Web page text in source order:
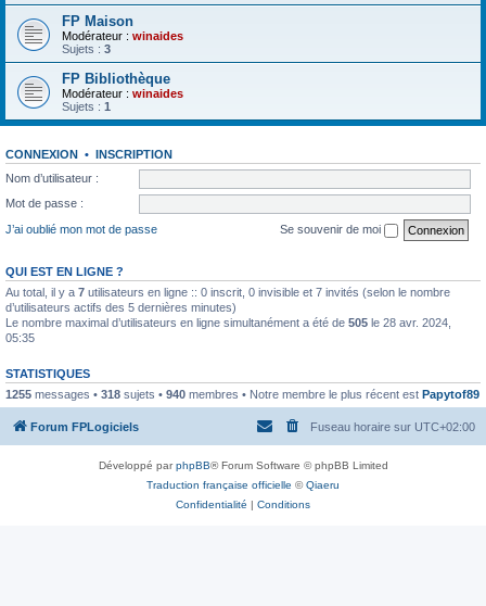
FP Maison
Modérateur : winaides
Sujets : 3
FP Bibliothèque
Modérateur : winaides
Sujets : 1
CONNEXION • INSCRIPTION
Nom d’utilisateur :
Mot de passe :
J’ai oublié mon mot de passe
Se souvenir de moi
QUI EST EN LIGNE ?
Au total, il y a 7 utilisateurs en ligne :: 0 inscrit, 0 invisible et 7 invités (selon le nombre
d’utilisateurs actifs des 5 dernières minutes)
Le nombre maximal d’utilisateurs en ligne simultanément a été de 505 le 28 avr. 2024,
05:35
STATISTIQUES
1255 messages • 318 sujets • 940 membres • Notre membre le plus récent est Papytof89
Forum FPLogiciels Fuseau horaire sur UTC+02:00
Développé parphpBB® Forum Software © phpBB Limited
Traduction française officielle ©Qiaeru
Confidentialité | Conditions